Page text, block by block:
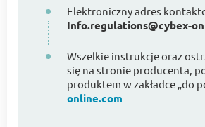
Elektroniczny adres
Info.regulations@cybex-
Wszelkie instrukcje oraz
się na stronie producenta,
produktem w zakładce „do
online.com